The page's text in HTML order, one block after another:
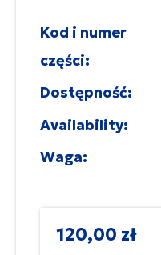
Kod i numer
części:
Dostępność:
Availability:
Waga:
120,00 zł